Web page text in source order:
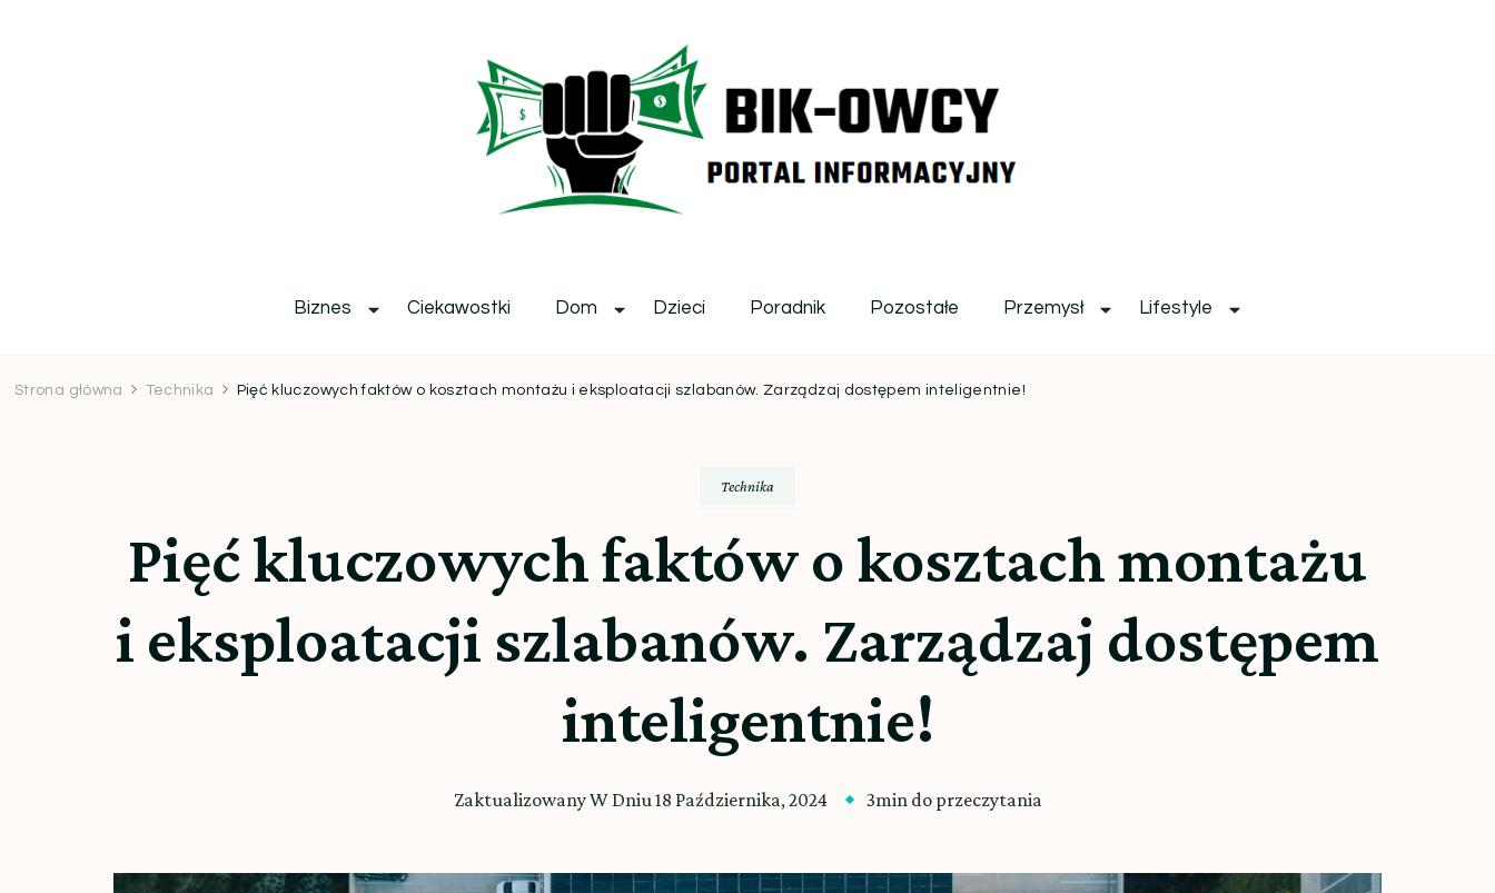
Biznes Ciekawostki Dom Dzieci Poradnik Pozostałe Przemysł Lifestyle
Strona główna Technika Pięć kluczowych faktów o kosztach montażu i eksploatacji szlabanów. Zarządzaj dostępem inteligentnie!
Technika
Pięć kluczowych faktów o kosztach montażu
i eksploatacji szlabanów. Zarządzaj dostępem
inteligentnie!
Zaktualizowany W Dniu 18 Października, 2024 3min do przeczytania